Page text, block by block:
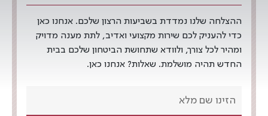
ההצלחה שלנו נמדדת בשביעות הרצון שלכם. אנחנו כאן
כדי להעניק לכם שירות מקצועי ואדיב, לתת מענה מדויק
ומהיר לכל צורך, ולוודא שתחושת הביטחון שלכם בבית
החדש תהיה מושלמת. שאלות? אנחנו כאן.